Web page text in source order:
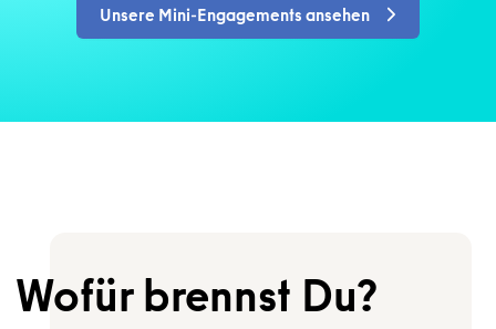
Unsere Mini-Engagements ansehen
Wofür brennst Du?